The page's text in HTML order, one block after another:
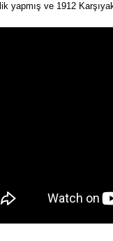
yapmış ve 1912